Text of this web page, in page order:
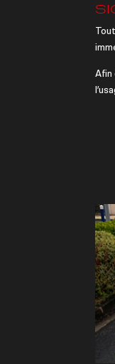
Afin